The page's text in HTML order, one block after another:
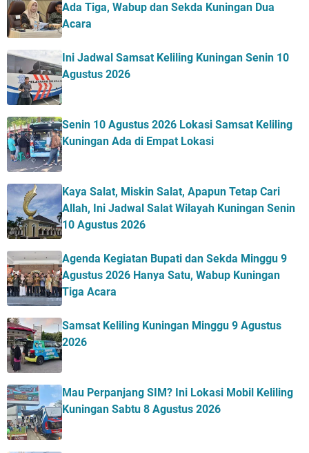
Ada Tiga, Wabup dan Sekda Kuningan Dua
Acara
Ini Jadwal Samsat Keliling Kuningan Senin 10
Agustus 2026
Senin 10 Agustus 2026 Lokasi Samsat Keliling
Kuningan Ada di Empat Lokasi
Kaya Salat, Miskin Salat, Apapun Tetap Cari
Allah, Ini Jadwal Salat Wilayah Kuningan Senin
10 Agustus 2026
Agenda Kegiatan Bupati dan Sekda Minggu 9
Agustus 2026 Hanya Satu, Wabup Kuningan
Tiga Acara
Samsat Keliling Kuningan Minggu 9 Agustus
2026
Mau Perpanjang SIM? Ini Lokasi Mobil Keliling
Kuningan Sabtu 8 Agustus 2026